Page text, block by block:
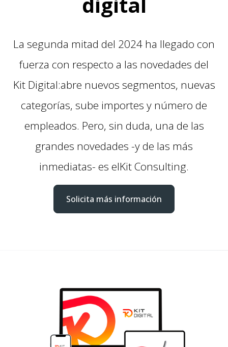
La segunda mitad del 2024 ha llegado con
fuerza con respecto a las novedades del
Kit Digital:abre nuevos segmentos, nuevas
categorías, sube importes y número de
empleados. Pero, sin duda, una de las
grandes novedades -y de las más
inmediatas- es elKit Consulting.
Solicita más información